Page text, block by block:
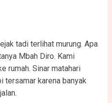
tadi terlihat murung. Apa
Mbah Diro. Kami
rumah. Sinar matahari
tersamar karena banyak